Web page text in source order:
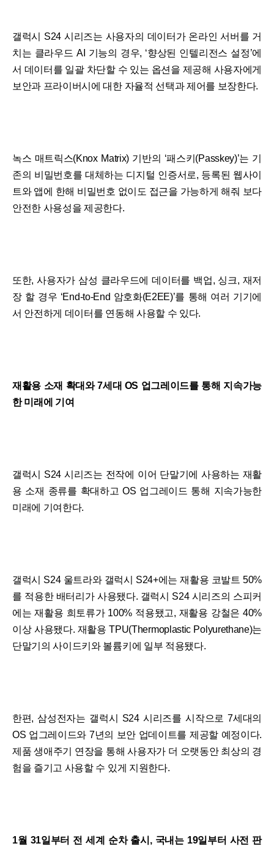
갤럭시 S24 시리즈는 사용자의 데이터가 온라인 서버를 거
치는 클라우드 AI 기능의 경우, ‘향상된 인텔리전스 설정’에
서 데이터를 일괄 차단할 수 있는 옵션을 제공해 사용자에게
보안과 프라이버시에 대한 자율적 선택과 제어를 보장한다.
녹스 매트릭스(Knox Matrix) 기반의 ‘패스키(Passkey)’는 기
존의 비밀번호를 대체하는 디지털 인증서로, 등록된 웹사이
트와 앱에 한해 비밀번호 없이도 접근을 가능하게 해줘 보다
안전한 사용성을 제공한다.
또한, 사용자가 삼성 클라우드에 데이터를 백업, 싱크, 재저
장 할 경우 ‘End-to-End 암호화(E2EE)’를 통해 여러 기기에
서 안전하게 데이터를 연동해 사용할 수 있다.
재활용 소재 확대와 7세대 OS 업그레이드를 통해 지속가능
한 미래에 기여
갤럭시 S24 시리즈는 전작에 이어 단말기에 사용하는 재활
용 소재 종류를 확대하고 OS 업그레이드 통해 지속가능한
미래에 기여한다.
갤럭시 S24 울트라와 갤럭시 S24+에는 재활용 코발트 50%
를 적용한 배터리가 사용됐다. 갤럭시 S24 시리즈의 스피커
에는 재활용 희토류가 100% 적용됐고, 재활용 강철은 40%
이상 사용됐다. 재활용 TPU(Thermoplastic Polyurethane)는
단말기의 사이드키와 볼륨키에 일부 적용됐다.
한편, 삼성전자는 갤럭시 S24 시리즈를 시작으로 7세대의
OS 업그레이드와 7년의 보안 업데이트를 제공할 예정이다.
제품 생애주기 연장을 통해 사용자가 더 오랫동안 최상의 경
험을 즐기고 사용할 수 있게 지원한다.
1월 31일부터 전 세계 순차 출시, 국내는 19일부터 사전 판